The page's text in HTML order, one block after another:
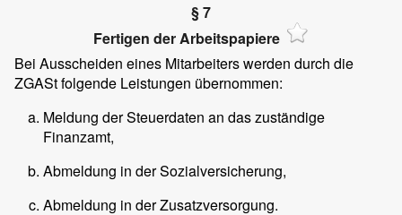
§ 7
Fertigen der Arbeitspapiere
Bei Ausscheiden eines Mitarbeiters werden durch die
ZGASt folgende Leistungen übernommen:
Meldung der Steuerdaten an das zuständige
Finanzamt,
Abmeldung in der Sozialversicherung,
Abmeldung in der Zusatzversorgung.